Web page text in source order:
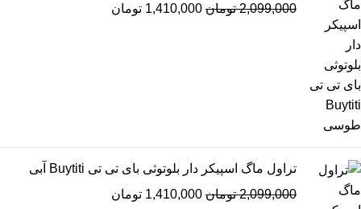
2,099,000 تومان 1,410,000 تومان
تراول ماگ اسپیکر دار بلوتوثی بای تی تی Buytiti آبی
2,099,000 تومان 1,410,000 تومان